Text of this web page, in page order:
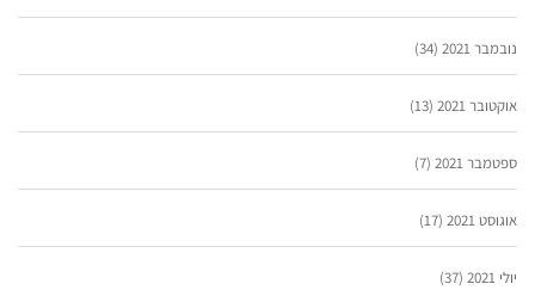
נובמבר 2021 (34)
אוקטובר 2021 (13)
ספטמבר 2021 (7)
אוגוסט 2021 (17)
יולי 2021 (37)